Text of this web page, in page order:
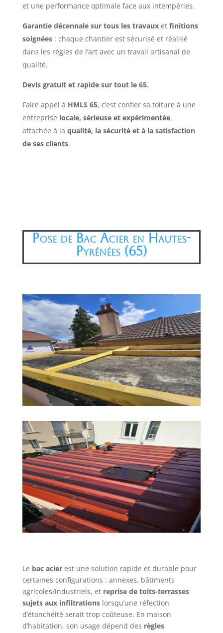
et une performance optimale face aux intempéries.
Garantie décennale sur tous les travauxet finitions
soignées: chaque chantier est sécurisé et réalisé
dans les règles de l’art avec un travail artisanal de
qualité.
Devis gratuit et rapide sur tout le 65.
Faire appel à HMLS 65, c’est confier sa toiture à une
entreprise locale, sérieuse et expérimentée,
attachée à la qualité, la sécurité et à la satisfaction
de ses clients.
Pose de Bac Acier en Hautes-
Pyrénées (65)
Le bac acierest une solution rapide et durable pour
certaines configurations : annexes, bâtiments
agricoles/industriels, et reprise de toits-terrasses
sujets aux infiltrationslorsqu’une réfection
d’étanchéité serait trop coûteuse. En maison
d’habitation, son usage dépend des règles